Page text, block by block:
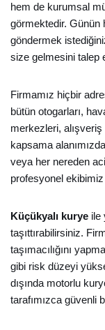
hem de kurumsal
görmektedir. Günün
göndermek
size gelmesini talep
Firmamız hiçbir
bütün otogarları,
merkezleri,
kapsama
veya her nereden
profesyonel ekibimiz
Küçükyalı kurye ile
taşıttırabilirsiniz.
taşımacılığını
gibi risk düzeyi
dışında motorlu
tarafımızca güvenli